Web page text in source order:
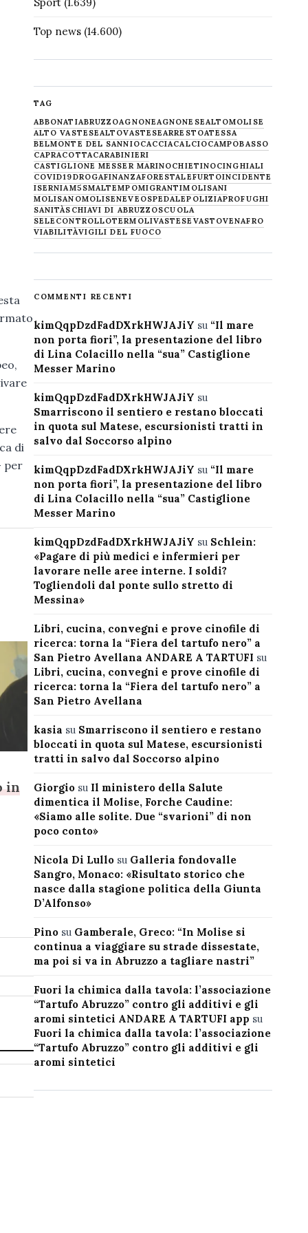
di
per
in
Top news(14.600)
TAG
ABBONATIABRUZZOAGNONEAGNONESEALTOMOLISE
ALTO VASTESEALTOVASTESEARRESTOATESSA
BELMONTE DEL SANNIOCACCIACALCIOCAMPOBASSO
CAPRACOTTACARABINIERI
CASTIGLIONE MESSER MARINOCHIETINOCINGHIALI
COVID19DROGAFINANZAFORESTALEFURTOINCIDENTE
ISERNIAM5SMALTEMPOMIGRANTIMOLISANI
MOLISANOMOLISENEVE OSPEDALEPOLIZIAPROFUGHI
SANITÀSCHIAVI DI ABRUZZOSCUOLA
SELECONTROLLOTERMOLIVASTESE VASTOVENAFRO
VIABILITÀVIGILI DEL FUOCO
COMMENTI RECENTI
kimQqpDzdFadDXrkHWJAJiY su “Il mare
non porta fiori”, la presentazione del libro
di Lina Colacillo nella “sua” Castiglione
Messer Marino
kimQqpDzdFadDXrkHWJAJiY su
Smarriscono il sentiero e restano bloccati
in quota sul Matese, escursionisti tratti in
salvo dal Soccorso alpino
kimQqpDzdFadDXrkHWJAJiY su “Il mare
non porta fiori”, la presentazione del libro
di Lina Colacillo nella “sua” Castiglione
Messer Marino
kimQqpDzdFadDXrkHWJAJiY su Schlein:
«Pagare di più medici e infermieri per
lavorare nelle aree interne. I soldi?
Togliendoli dal ponte sullo stretto di
Messina»
Libri, cucina, convegni e prove cinofile di
ricerca: torna la “Fiera del tartufo nero” a
San Pietro Avellana ANDARE A TARTUFI su
Libri, cucina, convegni e prove cinofile di
ricerca: torna la “Fiera del tartufo nero” a
San Pietro Avellana
kasia su Smarriscono il sentiero e restano
bloccati in quota sul Matese, escursionisti
tratti in salvo dal Soccorso alpino
Giorgiosu Il ministero della Salute
dimentica il Molise, Forche Caudine:
«Siamo alle solite. Due “svarioni” di non
poco conto»
Nicola Di Lullosu Galleria fondovalle
Sangro, Monaco: «Risultato storico che
nasce dalla stagione politica della Giunta
D’Alfonso»
Pinosu Gamberale, Greco: “In Molise si
continua a viaggiare su strade dissestate,
ma poi si va in Abruzzo a tagliare nastri”
Fuori la chimica dalla tavola: l’associazione
“Tartufo Abruzzo” contro gli additivi e gli
aromi sintetici ANDARE A TARTUFI app su
Fuori la chimica dalla tavola: l’associazione
“Tartufo Abruzzo” contro gli additivi e gli
aromi sintetici